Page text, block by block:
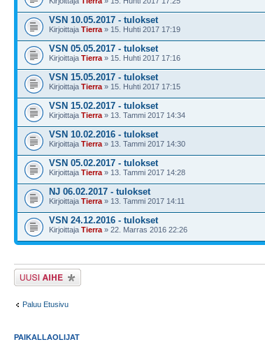
VSN 10.05.2017 - tulokset
Kirjoittaja Tierra » 15. Huhti 2017 17:19
VSN 05.05.2017 - tulokset
Kirjoittaja Tierra » 15. Huhti 2017 17:16
VSN 15.05.2017 - tulokset
Kirjoittaja Tierra » 15. Huhti 2017 17:15
VSN 15.02.2017 - tulokset
Kirjoittaja Tierra » 13. Tammi 2017 14:34
VSN 10.02.2016 - tulokset
Kirjoittaja Tierra » 13. Tammi 2017 14:30
VSN 05.02.2017 - tulokset
Kirjoittaja Tierra » 13. Tammi 2017 14:28
NJ 06.02.2017 - tulokset
Kirjoittaja Tierra » 13. Tammi 2017 14:11
VSN 24.12.2016 - tulokset
Kirjoittaja Tierra » 22. Marras 2016 22:26
Lähetä uusi viesti
Paluu Etusivu
PAIKALLAOLIJAT